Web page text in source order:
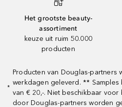
Het grootste beauty-
assortiment
keuze uit ruim 50.000
producten
*
Producten van Douglas-partners
werkdagen geleverd. ** Samples
van € 20,-. Niet beschikbaar
door Douglas-partners worden